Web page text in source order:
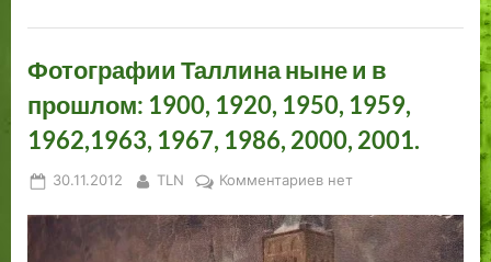
Фотографии Таллина ныне и в
прошлом: 1900, 1920, 1950, 1959,
1962,1963, 1967, 1986, 2000, 2001.
Posted
30.11.2012 By
TLN Комментариевк
Фотографии
Таллина
нет